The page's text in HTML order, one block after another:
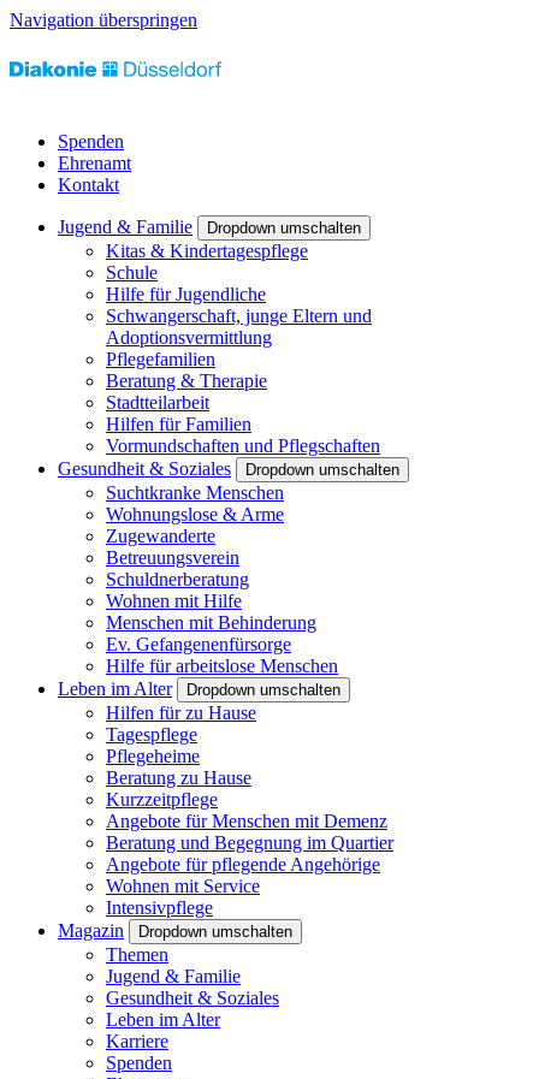
Navigation überspringen
Spenden
Ehrenamt
Kontakt
Jugend & Familie Dropdown umschalten
Kitas & Kindertagespflege
Schule
Hilfe für Jugendliche
Schwangerschaft, junge Eltern und
Adoptionsvermittlung
Pflegefamilien
Beratung & Therapie
Stadtteilarbeit
Hilfen für Familien
Vormundschaften und Pflegschaften
Gesundheit & Soziales
Dropdown umschalten
Suchtkranke Menschen
Wohnungslose & Arme
Zugewanderte
Betreuungsverein
Schuldnerberatung
Wohnen mit Hilfe
Menschen mit Behinderung
Ev. Gefangenenfürsorge
Hilfe für arbeitslose Menschen
Leben im Alter
Dropdown umschalten
Hilfen für zu Hause
Tagespflege
Pflegeheime
Beratung zu Hause
Kurzzeitpflege
Angebote für Menschen mit Demenz
Beratung und Begegnung im Quartier
Angebote für pflegende Angehörige
Wohnen mit Service
Intensivpflege
Magazin
Dropdown umschalten
Themen
Jugend & Familie
Gesundheit & Soziales
Leben im Alter
Karriere
Spenden